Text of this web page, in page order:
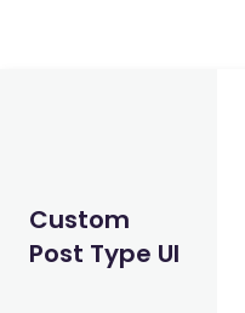
Custom
Post Type UI